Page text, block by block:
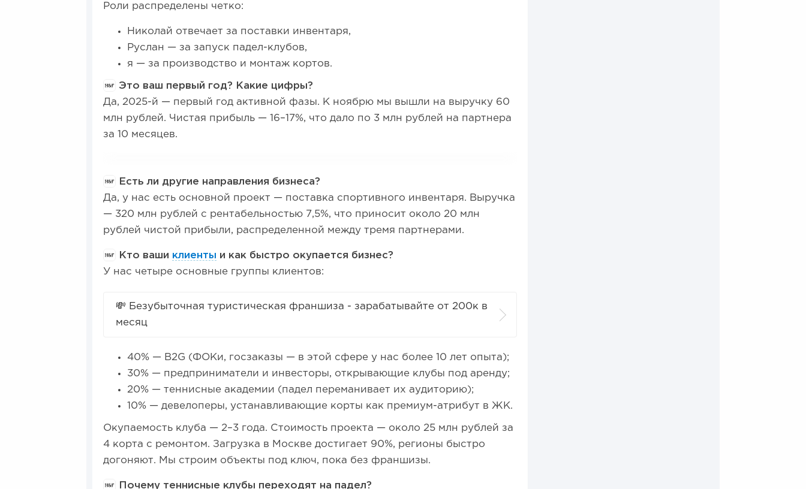
Роли распределены четко:
Николай отвечает за поставки инвентаря,
Руслан — за запуск падел-клубов,
я — за производство и монтаж кортов.
Это ваш первый год? Какие цифры?
Да, 2025-й — первый год активной фазы. К ноябрю мы вышли на выручку 60
млн рублей. Чистая прибыль — 16–17%, что дало по 3 млн рублей на партнера
за 10 месяцев.
Есть ли другие направления бизнеса?
Да, у нас есть основной проект — поставка спортивного инвентаря. Выручка
— 320 млн рублей с рентабельностью 7,5%, что приносит около 20 млн
рублей чистой прибыли, распределенной между тремя партнерами.
Кто ваши клиенты и как быстро окупается бизнес?
У нас четыре основные группы клиентов:
💸 Безубыточная туристическая франшиза - зарабатывайте от 200к в
месяц
40% — B2G (ФОКи, госзаказы — в этой сфере у нас более 10 лет опыта);
30% — предприниматели и инвесторы, открывающие клубы под аренду;
20% — теннисные академии (падел переманивает их аудиторию);
10% — девелоперы, устанавливающие корты как премиум-атрибут в ЖК.
Окупаемость клуба — 2–3 года. Стоимость проекта — около 25 млн рублей за
4 корта с ремонтом. Загрузка в Москве достигает 90%, регионы быстро
догоняют. Мы строим объекты под ключ, пока без франшизы.
Почему теннисные клубы переходят на падел?